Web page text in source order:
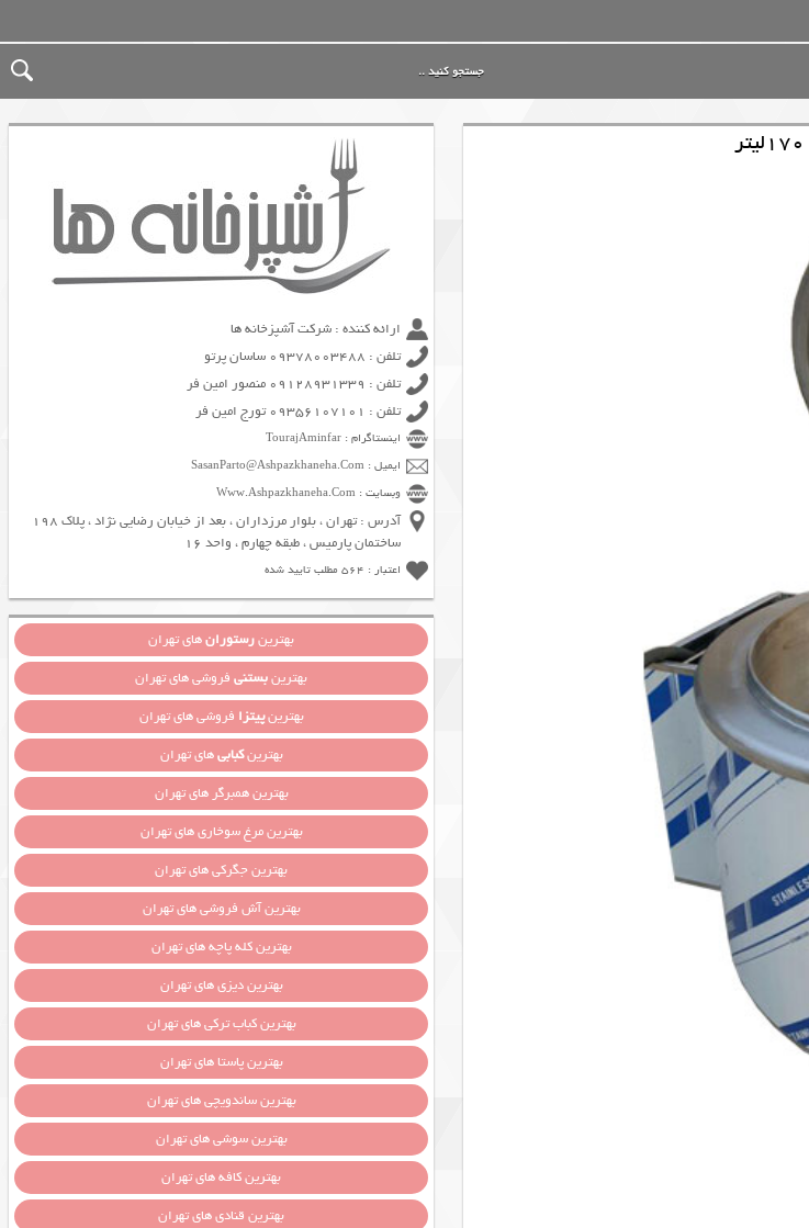
ارائه کننده : شرکت آشپزخانه ها
تلفن : 09378003488 ساسان پرتو
تلفن : 09128931339 منصور امین فر
تلفن : 09356107101 تورج امین فر
اینستاگرام : TourajAminfar
ایمیل : SasanParto@Ashpazkhaneha.Com
وبسایت : Www.Ashpazkhaneha.Com
آدرس : تهران ، بلوار مرزداران ، بعد از خیابان رضایی نژاد ، پلاک 198
ساختمان پارمیس ، طبقه چهارم ، واحد 16
اعتبار : 564 مطلب تایید شده
بهترینرستورانهای تهران
بهترینبستنیفروشی های تهران
بهترینپیتزا فروشی های تهران
بهترینکبابیهای تهران
بهترین همبرگر های تهران
بهترین مرغ سوخاری های تهران
بهترین جگرکی های تهران
بهترین آش فروشی های تهران
بهترین کله پاچه های تهران
بهترین دیزی های تهران
بهترین کباب ترکی های تهران
بهترین پاستا های تهران
بهترین ساندویچی های تهران
بهترین سوشی های تهران
بهترین کافه های تهران
بهترین قنادی های تهران